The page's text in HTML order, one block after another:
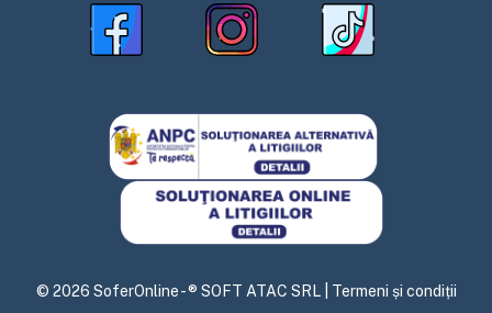
© 2026 SoferOnline - ® SOFT ATAC SRL | Termeni și condiții